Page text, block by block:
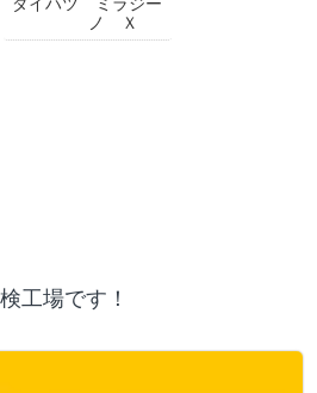
ダイハツ ミラジー
ノ Ｘ
工場です！